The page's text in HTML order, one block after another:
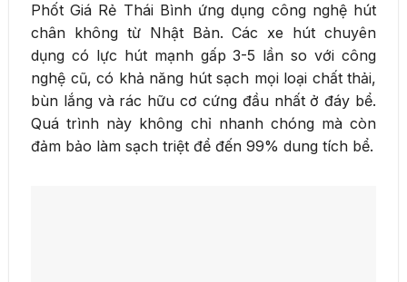
Phốt Giá Rẻ Thái Bình ứng dụng công nghệ hút
chân không từ Nhật Bản. Các xe hút chuyên
dụng có lực hút mạnh gấp 3-5 lần so với công
nghệ cũ, có khả năng hút sạch mọi loại chất thải,
bùn lắng và rác hữu cơ cứng đầu nhất ở đáy bể.
Quá trình này không chỉ nhanh chóng mà còn
đảm bảo làm sạch triệt để đến 99% dung tích bể.